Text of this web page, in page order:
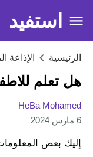
استفيد
الرئيسية الإذاعة
هل تعلم
HeBa Mohamed
6 مارس 2024
إليك بعض